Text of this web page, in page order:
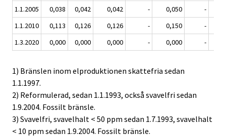
1.1.2005
0,038 0,042 0,042 - 0,050
-
1.1.2010
0,113 0,126 0,126 - 0,150
-
1.3.2020
0,000 0,000 0,000 - 0,000 -
1) Bränslen inom elproduktionen skattefria sedan
1.1.1997.
2) Reformulerad, sedan 1.1.1993, också svavelfri sedan
1.9.2004. Fossilt bränsle.
3) Svavelfri, svavelhalt < 50 ppm sedan 1.7.1993, svavelhalt
< 10 ppm sedan 1.9.2004. Fossilt bränsle.